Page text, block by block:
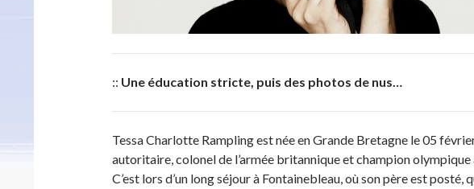
:: Une éducation stricte, puis des photos de nus…
Tessa Charlotte Rampling est née en Grande Bretagne le 05
autoritaire, colonel de l’armée britannique et champion olympique
C’est lors d’un long séjour à Fontainebleau, où son père est